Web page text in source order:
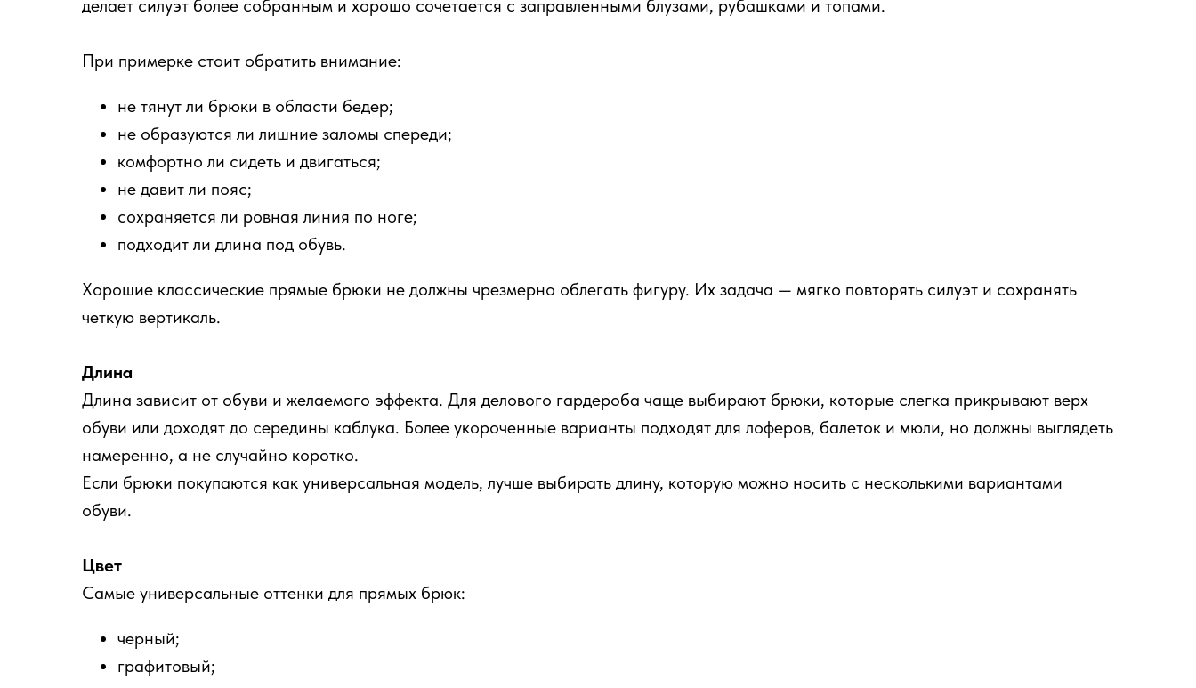
делает силуэт более собранным и хорошо сочетается с заправленными блузами, рубашками и топами.
При примерке стоит обратить внимание:
не тянут ли брюки в области бедер;
не образуются ли лишние заломы спереди;
комфортно ли сидеть и двигаться;
не давит ли пояс;
сохраняется ли ровная линия по ноге;
подходит ли длина под обувь.
Хорошие классические прямые брюки не должны чрезмерно облегать фигуру. Их задача — мягко повторять силуэт и сохранять
четкую вертикаль.
Длина
Длина зависит от обуви и желаемого эффекта. Для делового гардероба чаще выбирают брюки, которые слегка прикрывают верх
обуви или доходят до середины каблука. Более укороченные варианты подходят для лоферов, балеток и мюли, но должны выглядеть
намеренно, а не случайно коротко.
Если брюки покупаются как универсальная модель, лучше выбирать длину, которую можно носить с несколькими вариантами
обуви.
Цвет
Самые универсальные оттенки для прямых брюк:
черный;
графитовый;